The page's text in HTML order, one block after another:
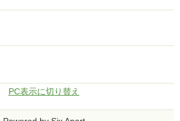
PC表示に切り替え